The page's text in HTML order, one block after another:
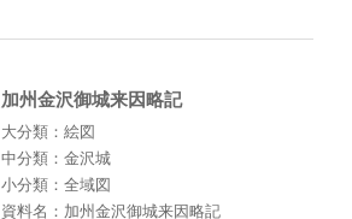
加州金沢御城来因略記
大分類：絵図
中分類：金沢城
小分類：全域図
資料名：加州金沢御城来因略記